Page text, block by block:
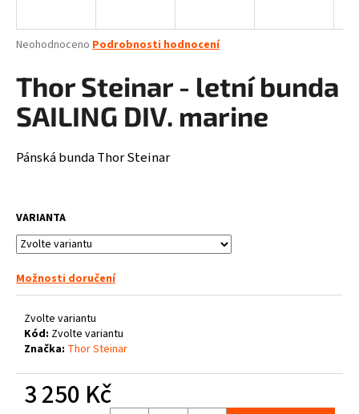
Průměrné
produktu
0,0
z
hvězdiček.
Neohodnoceno Podrobnosti hodnocení
Thor Steinar - letní bunda
SAILING DIV. marine
Pánská bunda Thor Steinar
VARIANTA
Možnosti doručení
Zvolte variantu
Kód: Zvolte variantu
Značka: Thor Steinar
3 250 Kč
j
t
?
D
o
p
u
u